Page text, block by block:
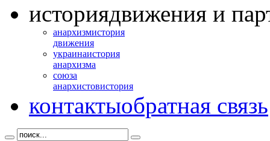
историядвижения и
анархизмистория
движения
украинаистория
анархизма
союза
анархистовистория
контактыобратная связь